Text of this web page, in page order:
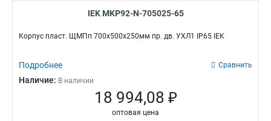
IEK MKP92-N-705025-65
Корпус пласт. ЩМПп 700х500х250мм пр. дв. УХЛ1 IP65 IEK
Подробнее Сравнить
Наличие: В наличии
18 994,08 ₽
оптовая цена